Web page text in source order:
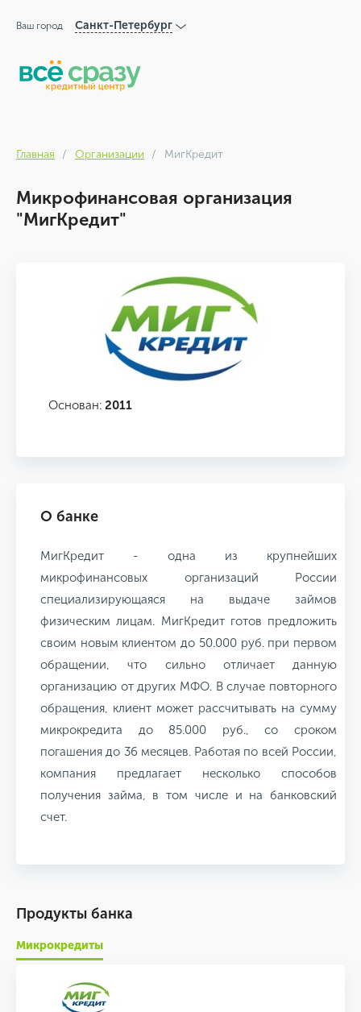
Ваш город Санкт-Петербург
Главная Организации МигКредит
Микрофинансовая организация
"МигКредит"
Основан: 2011
О банке
МигКредит - одна из крупнейших
микрофинансовых организаций России
специализирующаяся на выдаче займов
физическим лицам. МигКредит готов предложить
своим новым клиентом до 50.000 руб. при первом
обращении, что сильно отличает данную
организацию от других МФО. В случае повторного
обращения, клиент может рассчитывать на сумму
микрокредита до 85.000 руб., со сроком
погашения до 36 месяцев. Работая по всей России,
компания предлагает несколько способов
получения займа, в том числе и на банковский
счет.
Продукты банка
Микрокредиты